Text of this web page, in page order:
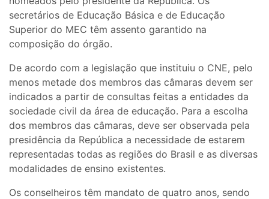
secretários de Educação Básica e de Educação
Superior do MEC têm assento garantido na
composição do órgão.
De acordo com a legislação que instituiu o CNE, pelo
menos metade dos membros das câmaras devem ser
indicados a partir de consultas feitas a entidades da
sociedade civil da área de educação. Para a escolha
dos membros das câmaras, deve ser observada pela
presidência da República a necessidade de estarem
representadas todas as regiões do Brasil e as diversas
modalidades de ensino existentes.
Os conselheiros têm mandato de quatro anos, sendo